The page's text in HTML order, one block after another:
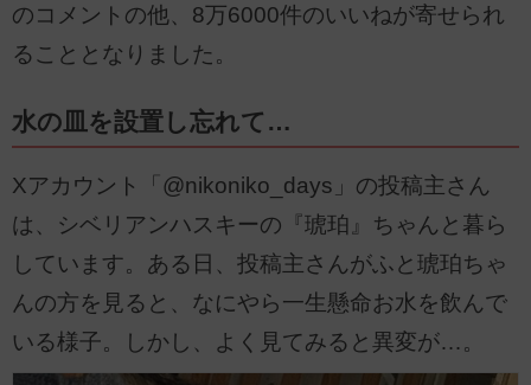
のコメントの他、8万6000件のいいねが寄せられ
ることとなりました。
水の皿を設置し忘れて…
Xアカウント「@nikoniko_days」の投稿主さん
は、シベリアンハスキーの『琥珀』ちゃんと暮ら
しています。ある日、投稿主さんがふと琥珀ちゃ
んの方を見ると、なにやら一生懸命お水を飲んで
いる様子。しかし、よく見てみると異変が…。